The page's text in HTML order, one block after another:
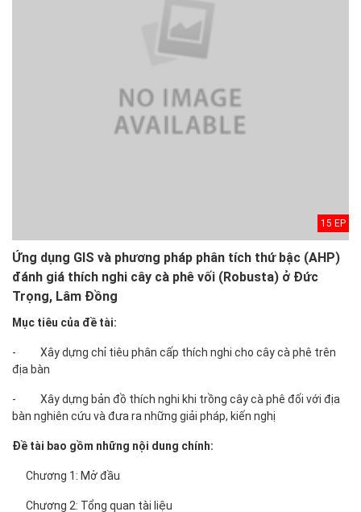
15 EP
Ứng dụng GIS và phương pháp phân tích thứ bậc (AHP)
đánh giá thích nghi cây cà phê vối (Robusta) ở Đức
Trọng, Lâm Đồng
Mục tiêu của đề tài:
- Xây dựng chỉ tiêu phân cấp thích nghi cho cây cà phê trên
địa bàn
- Xây dựng bản đồ thích nghi khi trồng cây cà phê đối với địa
bàn nghiên cứu và đưa ra những giải pháp, kiến nghị
Đề tài bao gồm những nội dung chính:
Chương 1: Mở đầu
Chương 2: Tổng quan tài liệu